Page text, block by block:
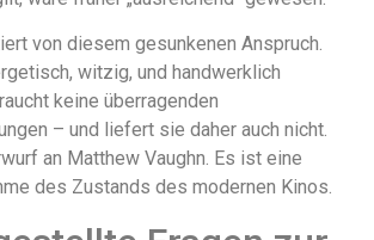
von diesem gesunkenen Anspruch.
witzig, und handwerklich
keine überragenden
– und liefert sie daher auch nicht.
an Matthew Vaughn. Es ist eine
des Zustands des modernen Kinos.